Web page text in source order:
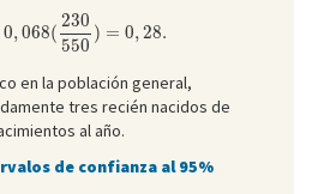
0, 068(
230
550
) = 0, 28.
230550
en la población general,
tres recién nacidos de
al año.
de confianza al 95%